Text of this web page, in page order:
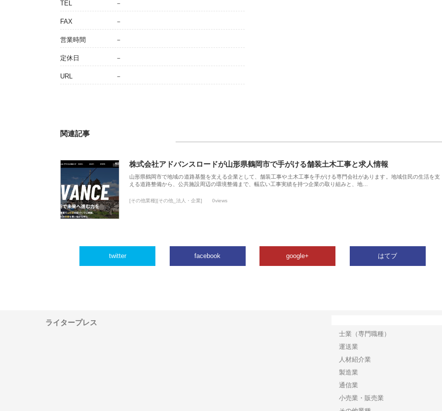
TEL －
FAX －
営業時間 －
定休日 －
URL －
関連記事
株式会社アドバンスロードが山形県鶴岡市で手がける舗装土木工事と求人情報
山形県鶴岡市で地域の道路基盤を支える企業として、舗装工事や土木工事を手がける専門会社があります。地域住民の生活を支
える道路整備から、公共施設周辺の環境整備まで、幅広い工事実績を持つ企業の取り組みと、地…
[その他業種][その他_法人・企業] 0views
twitter facebook google+ はてブ
ライタープレス
士業（専門職種）
運送業
人材紹介業
製造業
通信業
小売業・販売業